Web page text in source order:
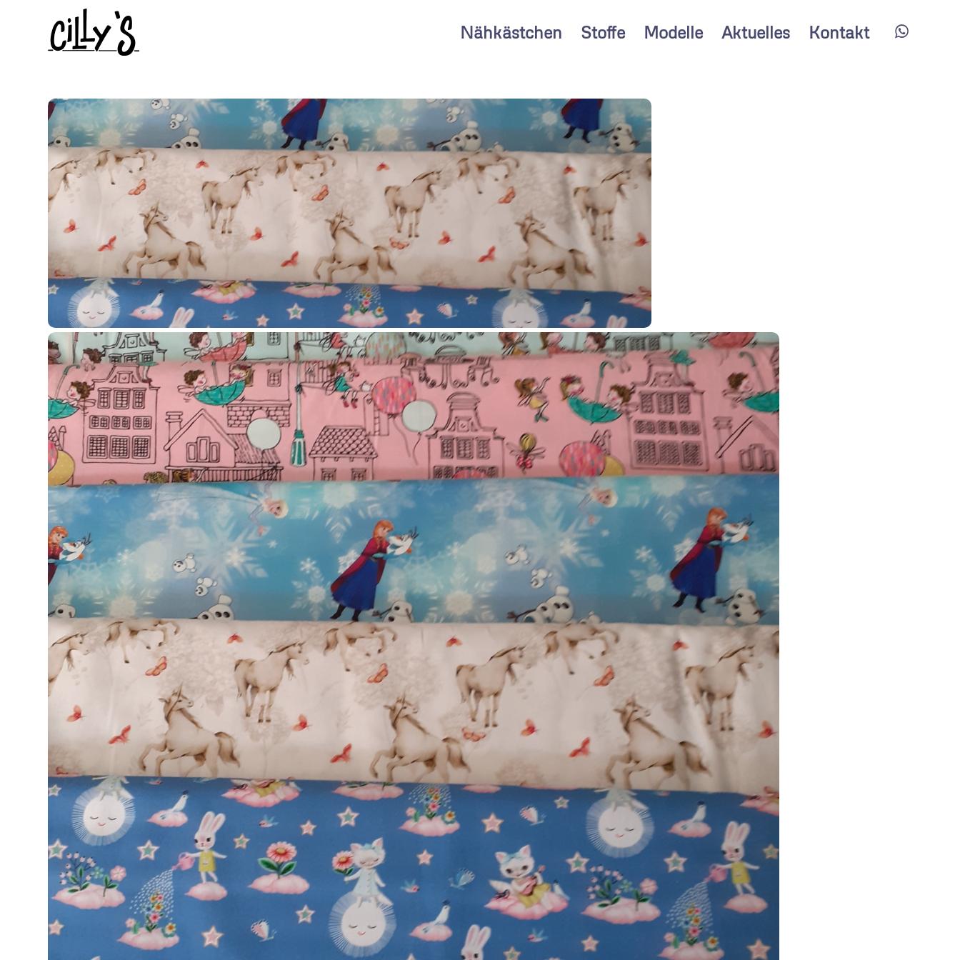
Nähkästchen Stoffe Modelle Aktuelles Kontakt